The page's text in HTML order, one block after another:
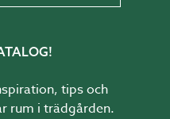
tips och
rum i trädgården.